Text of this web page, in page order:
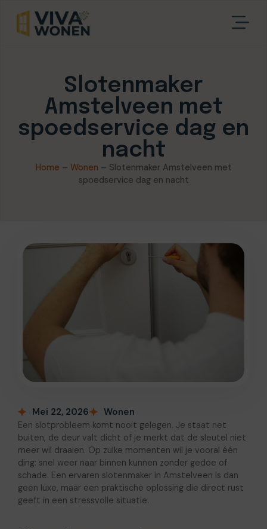
Slotenmaker
Amstelveen met
spoedservice dag en
nacht
Home – Wonen – Slotenmaker Amstelveen met
spoedservice dag en nacht
Mei 22, 2026 Wonen
Een slotprobleem komt nooit gelegen. Je staat net
buiten, de deur valt dicht of je merkt dat de sleutel niet
meer wil draaien. Op zulke momenten wil je vooral één
ding: snel weer naar binnen kunnen zonder gedoe of
schade. Een ervaren slotenmaker in Amstelveen is dan
geen luxe, maar een praktische oplossing die direct rust
geeft in een stressvolle situatie.